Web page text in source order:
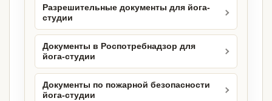
Разрешительные документы для йога-
студии
Документы в Роспотребнадзор для
йога-студии
Документы по пожарной безопасности
йога-студии